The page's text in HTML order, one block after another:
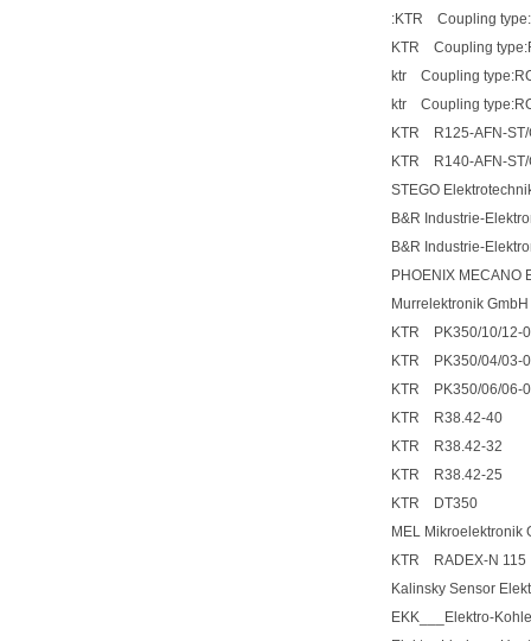
:KTR Coupling
KTR Coupling
ktr Coupling
ktr Coupling
KTR R125-AFN-ST/
KTR R140-AFN-ST/
STEGO
B&R Industrie-
B&R Industrie-
PHOENIX
Murrelektronik
KTR PK350/10/12-
KTR PK350/04/03-
KTR PK350/06/06-
KTR R38.42-40
KTR R38.42-32
KTR R38.42-25
KTR DT350
MEL
KTR RADEX-N 115
Kalinsky Sensor
EKK___Elektro-